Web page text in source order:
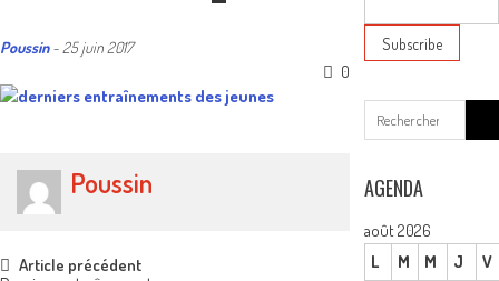
Poussin - 25 juin 2017
0
Poussin
Article précédent
for:
AGENDA
août 2026
L
M M J V